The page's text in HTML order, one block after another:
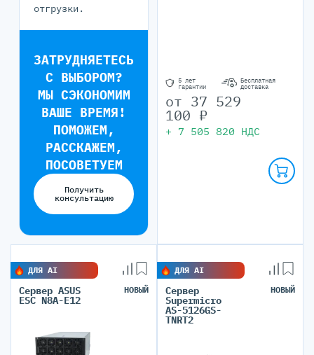
отгрузки.
ЗАТРУДНЯЕТЕСЬ
С ВЫБОРОМ?
МЫ СЭКОНОМИМ
ВАШЕ ВРЕМЯ!
ПОМОЖЕМ,
РАССКАЖЕМ,
ПОСОВЕТУЕМ
Получить
консультацию
5 лет
гарантии
Бесплатная
доставка
от 37 529
100 ₽
+ 7 505 820 НДС
ДЛЯ AI
Сервер ASUS
ESC N8A-E12
НОВЫЙ
ДЛЯ AI
Сервер
Supermicro
AS-5126GS-
TNRT2
НОВЫЙ